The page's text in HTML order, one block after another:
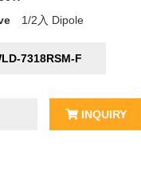
1/2入 Dipole
7318RSM-F
INQUIRY